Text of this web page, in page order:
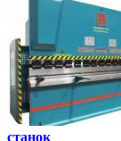
станок